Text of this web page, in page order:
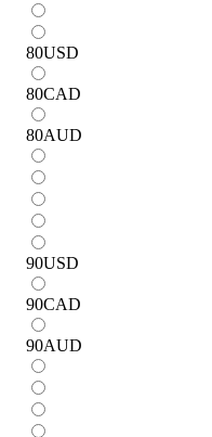
80USD
80CAD
80AUD
90USD
90CAD
90AUD